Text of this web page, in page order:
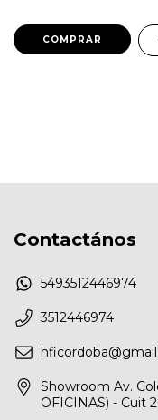
Contactános
5493512446974
3512446974
Showroom Av.
OFICINAS) - Cuit